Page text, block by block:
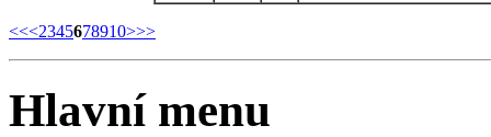
<<<2345678910>>>
Hlavní menu